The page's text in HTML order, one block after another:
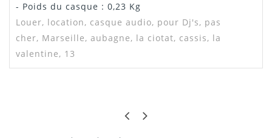
- Poids du casque : 0,23 Kg
Louer, location, casque audio, pour Dj's, pas
cher, Marseille, aubagne, la ciotat, cassis, la
valentine, 13